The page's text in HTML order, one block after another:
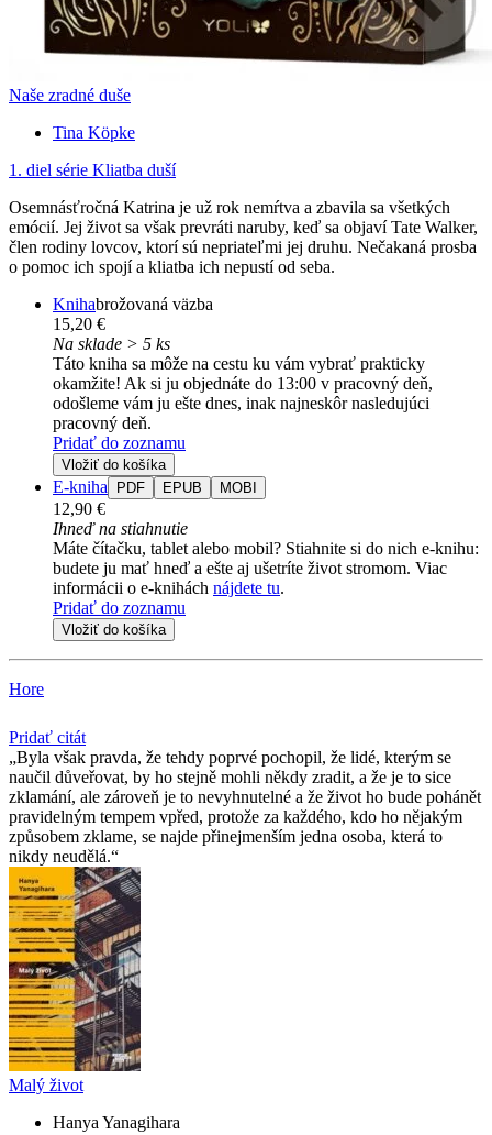
Naše zradné duše
Tina Köpke
1. diel série Kliatba duší
Osemnásťročná Katrina je už rok nemŕtva a zbavila sa všetkých
emócií. Jej život sa však prevráti naruby, keď sa objaví Tate Walker,
člen rodiny lovcov, ktorí sú nepriateľmi jej druhu. Nečakaná prosba
o pomoc ich spojí a kliatba ich nepustí od seba.
Knihabrožovaná väzba
15,20 €
Na sklade > 5 ks
Táto kniha sa môže na cestu ku vám vybrať prakticky
okamžite! Ak si ju objednáte do 13:00 v pracovný deň,
odošleme vám ju ešte dnes, inak najneskôr nasledujúci
pracovný deň.
Pridať do zoznamu
Vložiť do košíka
E-kniha PDF EPUB MOBI
12,90 €
Ihneď na stiahnutie
Máte čítačku, tablet alebo mobil? Stiahnite si do nich e-knihu:
budete ju mať hneď a ešte aj ušetríte život stromom. Viac
informácii o e-knihách nájdete tu.
Pridať do zoznamu
Vložiť do košíka
Hore
Pridať citát
Byla však pravda, že tehdy poprvé pochopil, že lidé, kterým se
naučil důveřovat, by ho stejně mohli někdy zradit, a že je to sice
zklamání, ale zároveň je to nevyhnutelné a že život ho bude pohánět
pravidelným tempem vpřed, protože za každého, kdo ho nějakým
způsobem zklame, se najde přinejmenším jedna osoba, která to
nikdy neudělá.
Malý život
Hanya Yanagihara